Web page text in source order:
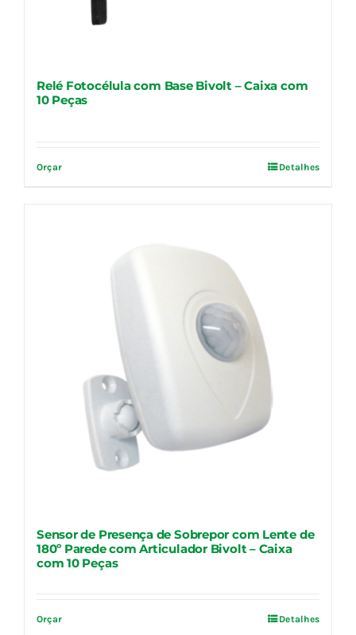
Relé Fotocélula com Base Bivolt – Caixa com
10 Peças
Orçar Detalhes
Sensor de Presença de Sobrepor com Lente de
180º Parede com Articulador Bivolt – Caixa
com 10 Peças
Orçar Detalhes